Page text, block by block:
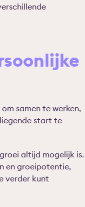
samen te werken,
start te
altijd mogelijk is.
en groeipotentie,
verder kunt